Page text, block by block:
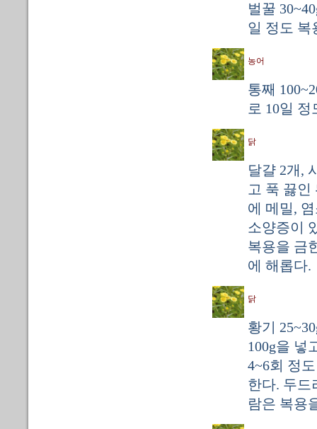
벌꿀
일 정도 복
농어
통째
로 10일
닭
달걀 2개,
고 푹 끓인
에 메밀,
소양증이
복용을 금
에 해롭다.
닭
황기
100g을 넣
4~6회 정
한다. 두드
람은 복용